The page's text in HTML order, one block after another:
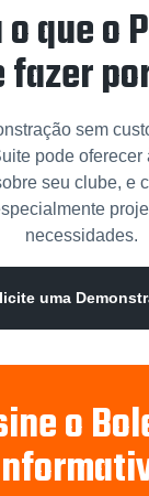
que o
fazer
sem
pode oferecer
seu clube, e
necessidades.
uma
o